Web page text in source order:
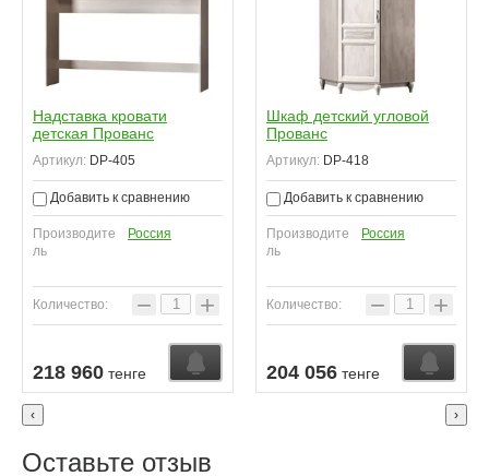
Надставка кровати
детская Прованс
Артикул: DP-405
Добавить к сравнению
Производите
ль
Россия
Количество: − +
218 960 тенге
Шкаф детский угловой
Прованс
Артикул: DP-418
Добавить к сравнению
Производите
ль
Россия
Количество: − +
204 056 тенге
Узнать о поступлении Узнать о поступлении
‹ ›
Оставьте отзыв